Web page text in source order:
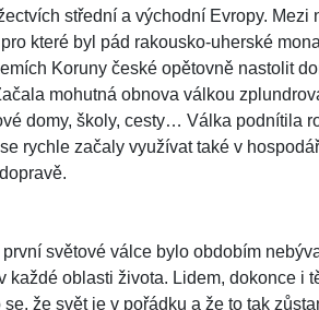
střední a východní Evropy. Mezi
které byl pád rakousko-uherské
Koruny české opětovně nastolit
mohutná obnova válkou
domy, školy, cesty… Válka podnítila
rychle začaly využívat také v
světové válce bylo obdobím
každé oblasti života. Lidem, dokonce i
že svět je v pořádku a že to tak